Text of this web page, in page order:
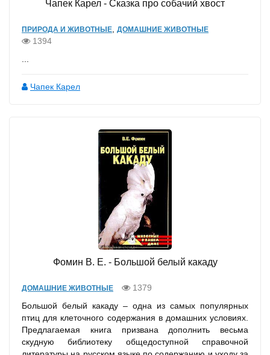
Чапек Карел - Сказка про собачий хвост
ПРИРОДА И ЖИВОТНЫЕ, ДОМАШНИЕ ЖИВОТНЫЕ
1394
...
Чапек Карел
Фомин В. Е. - Большой белый какаду
ДОМАШНИЕ ЖИВОТНЫЕ
1379
Большой белый какаду – одна из самых популярных
птиц для клеточного содержания в домашних условиях.
Предлагаемая книга призвана дополнить весьма
скудную библиотеку общедоступной справочной